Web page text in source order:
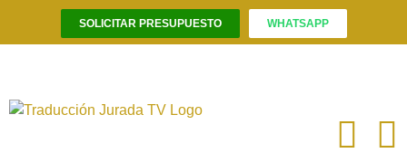
contenido
SOLICITAR PRESUPUESTO WHATSAPP